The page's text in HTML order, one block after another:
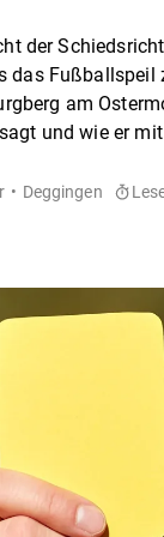
der
das Fußballspeil
am
und wie er
Deggingen